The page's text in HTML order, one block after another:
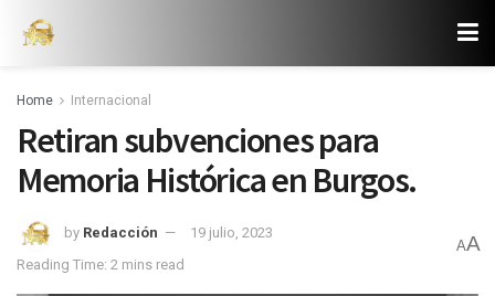
Home Internacional
Retiran subvenciones para
Memoria Histórica en Burgos.
by Redacción
19 julio, 2023
Reading Time: 2 mins read
AA